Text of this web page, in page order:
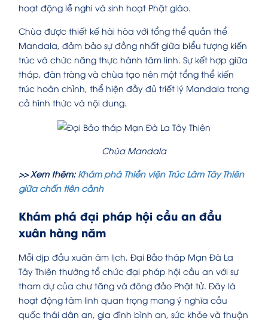
hoạt động lễ nghi và sinh hoạt Phật giáo.
Chùa được thiết kế hài hòa với tổng thể quần thể
Mandala, đảm bảo sự đồng nhất giữa biểu tượng kiến
trúc và chức năng thực hành tâm linh. Sự kết hợp giữa
tháp, đàn tràng và chùa tạo nên một tổng thể kiến
trúc hoàn chỉnh, thể hiện đầy đủ triết lý Mandala trong
cả hình thức và nội dung.
Chùa Mandala
>> Xem thêm: Khám phá Thiền viện Trúc Lâm Tây Thiên
giữa chốn tiên cảnh
Khám phá đại pháp hội cầu an đầu
xuân hàng năm
Mỗi dịp đầu xuân âm lịch, Đại Bảo tháp Mạn Đà La
Tây Thiên thường tổ chức đại pháp hội cầu an với sự
tham dự của chư tăng và đông đảo Phật tử. Đây là
hoạt động tâm linh quan trọng mang ý nghĩa cầu
quốc thái dân an, gia đình bình an, sức khỏe và thuận